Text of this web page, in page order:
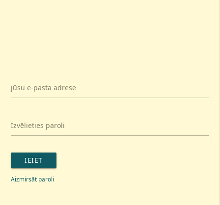
jūsu e-pasta adrese
Izvēlieties paroli
IEIET
Aizmirsāt paroli